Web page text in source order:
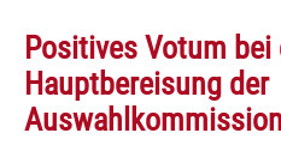
Positives Votum bei
Hauptbereisung der